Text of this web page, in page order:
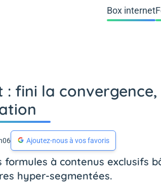
Box internet
: fini la
Ajoutez-nous à vos favoris
à contenus exclusifs
hyper-segmentées.